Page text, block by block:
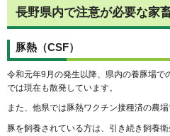
長野県内で注意が必要な家
豚熱（CSF）
令和元年9月の発生以降、県内の養豚場で
では現在も散発しています。
また、他県では豚熱ワクチン接種済の農場
豚を飼養されている方は、引き続き飼養